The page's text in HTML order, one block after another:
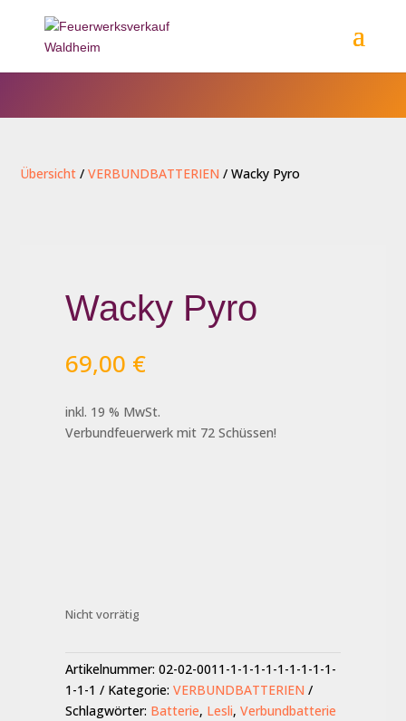
Übersicht /VERBUNDBATTERIEN / Wacky Pyro
Wacky Pyro
69,00 €
inkl. 19 % MwSt.
Verbundfeuerwerk mit 72 Schüssen!
Nicht vorrätig
Artikelnummer:02-02-0011-1-1-1-1-1-1-1-1-1-
1-1-1
Kategorie:VERBUNDBATTERIEN
Schlagwörter: Batterie, Lesli,Verbundbatterie